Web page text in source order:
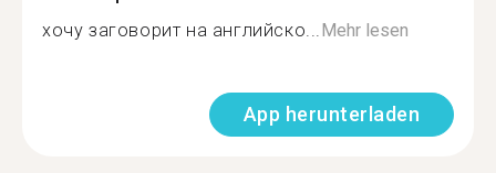
хочу заговорит на английско...Mehr lesen
App herunterladen